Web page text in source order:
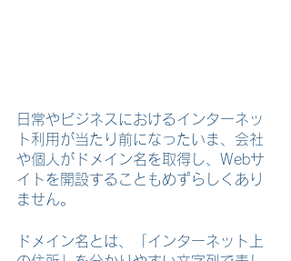
日常やビジネスにおけるインターネッ
ト利用が当たり前になったいま、会社
や個人がドメイン名を取得し、Webサ
イトを開設することもめずらしくあり
ません。
ドメイン名とは、「インターネット上